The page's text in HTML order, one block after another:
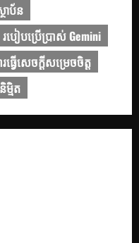
ាប័ន
របៀបប្រើប្រាស់ Gemini
វើសេចក្ដីសម្រេចចិត្ត
មិត